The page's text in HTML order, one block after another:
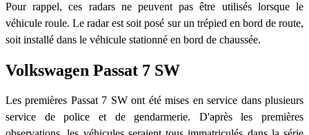
Pour rappel, ces radars ne peuvent pas être utilisés lorsque le
véhicule roule. Le radar est soit posé sur un trépied en bord de route,
soit installé dans le véhicule stationné en bord de chaussée.
Volkswagen Passat 7 SW
Les premières Passat 7 SW ont été mises en service dans plusieurs
service de police et de gendarmerie. D'après les premières